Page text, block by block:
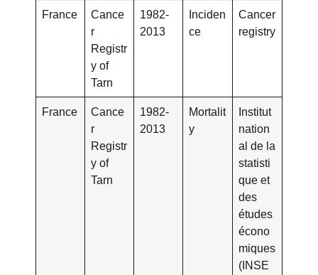
France
Cance
r
Registr
y of
Tarn
1982-
2013
Inciden
ce
Cancer
registry
France
Cance
r
Registr
y of
Tarn
1982-
2013
Mortalit
y
Institut
nation
al de la
statisti
que et
des
études
écono
miques
(INSE